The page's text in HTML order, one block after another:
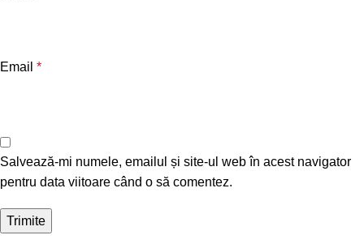
Email *
Salvează-mi numele, emailul și site-ul web în acest navigator
pentru data viitoare când o să comentez.